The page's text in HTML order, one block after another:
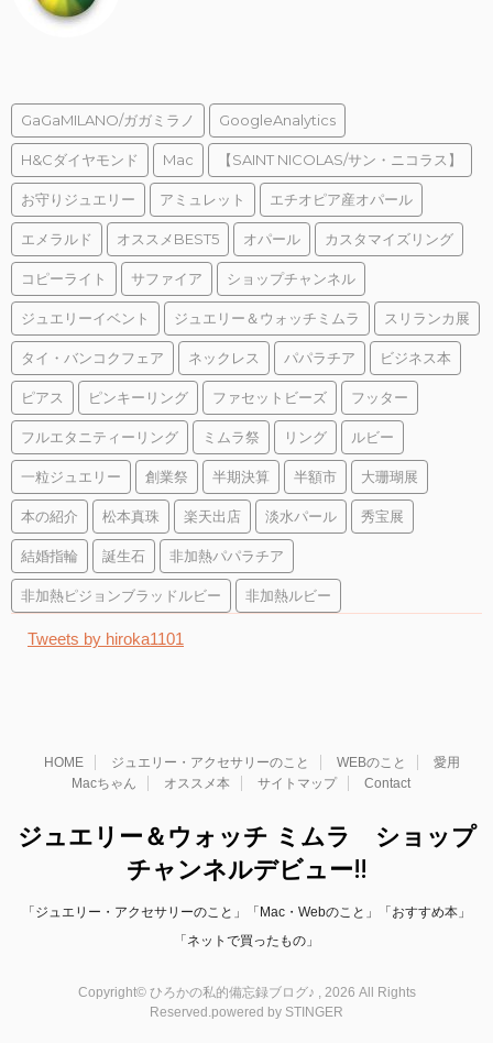
GaGaMILANO/ガガミラノ GoogleAnalytics
H&Cダイヤモンド Mac 【SAINT NICOLAS/サン・ニコラス】
お守りジュエリー アミュレット エチオピア産オパール
エメラルド オススメBEST5 オパール カスタマイズリング
コピーライト サファイア ショップチャンネル
ジュエリーイベント ジュエリー＆ウォッチミムラ スリランカ展
タイ・バンコクフェア ネックレス パパラチア ビジネス本
ピアス ピンキーリング ファセットビーズ フッター
フルエタニティーリング ミムラ祭 リング ルビー
一粒ジュエリー 創業祭 半期決算 半額市 大珊瑚展
本の紹介 松本真珠 楽天出店 淡水パール 秀宝展
結婚指輪 誕生石 非加熱パパラチア
非加熱ピジョンブラッドルビー 非加熱ルビー
Tweets by hiroka1101
HOME ジュエリー・アクセサリーのこと WEBのこと
愛用
Macちゃん
オススメ本 サイトマップ Contact
ジュエリー＆ウォッチ ミムラ ショップ
チャンネルデビュー!!
「ジュエリー・アクセサリーのこと」「Mac・Webのこと」「おすすめ本」
「ネットで買ったもの」
Copyright© ひろかの私的備忘録ブログ♪ , 2026 All Rights
Reserved.powered by STINGER